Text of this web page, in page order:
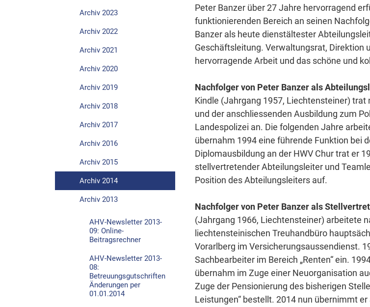
Archiv 2023
Archiv 2022
Archiv 2021
Archiv 2020
Archiv 2019
Archiv 2018
Archiv 2017
Archiv 2016
Archiv 2015
Archiv 2014
Archiv 2013
AHV-Newsletter 2013-
09: Online-
Beitragsrechner
AHV-Newsletter 2013-
08:
Betreuungsgutschriften
Änderungen per
01.01.2014
Peter Banzer über 27 Jahre hervorragend
funktionierenden Bereich an seinen
Banzer als heute dienstältester
Geschäftsleitung. Verwaltungsrat, Direktion
hervorragende Arbeit und das schöne und
Nachfolger von Peter Banzer als
Kindle (Jahrgang 1957, Liechtensteiner)
und der anschliessenden Ausbildung zum
Landespolizei an. Die folgenden Jahre
übernahm 1994 eine führende Funktion bei
Diplomausbildung an der HWV Chur trat er
stellvertretender Abteilungsleiter und
Position des Abteilungsleiters auf.
Nachfolger von Peter Banzer als
(Jahrgang 1966, Liechtensteiner) arbeitete
liechtensteinischen Treuhandbüro
Vorarlberg im Versicherungsaussendienst.
Sachbearbeiter im Bereich „Renten“ ein.
übernahm im Zuge einer Neuorganisation
Zuge der Pensionierung des bisherigen
Leistungen“ bestellt. 2014 nun übernimmt